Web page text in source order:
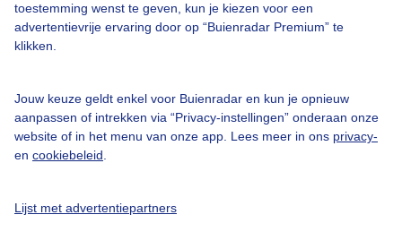
toestemming wenst te geven, kun je kiezen voor een
advertentievrije ervaring door op “Buienradar Premium” te
klikken.
Jouw keuze geldt enkel voor Buienradar en kun je opnieuw
aanpassen of intrekken via “Privacy-instellingen” onderaan onze
website of in het menu van onze app. Lees meer in ons privacy-
en cookiebeleid
Lijst met advertentiepartners
Adverteren
Buienradar Team
Cookie beleid
Privacy instellingen
@BuienradarNL